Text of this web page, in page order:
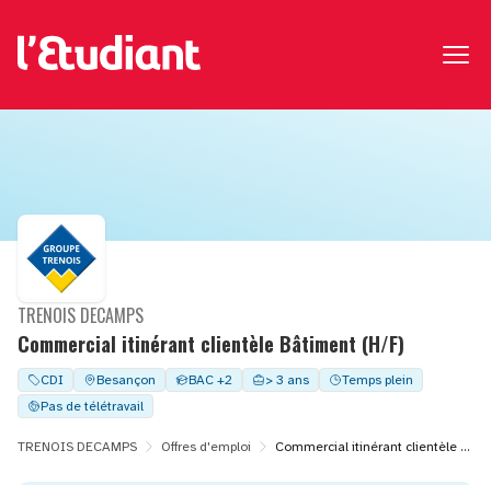
Commercial itinérant clientèle Bâtiment (H/F)
TRENOIS DECAMPS
CDI Besançon BAC +2 > 3 ans
Temps plein
Pas de télétravail
TRENOIS DECAMPS Offres d'emploi Commercial itinérant clientèle Bâtiment (H/F)